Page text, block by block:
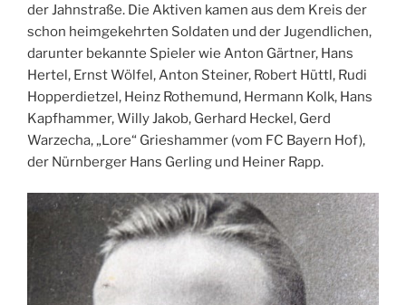
der Jahnstraße. Die Aktiven kamen aus dem Kreis der
schon heimgekehrten Soldaten und der Jugendlichen,
darunter bekannte Spieler wie Anton Gärtner, Hans
Hertel, Ernst Wölfel, Anton Steiner, Robert Hüttl, Rudi
Hopperdietzel, Heinz Rothemund, Hermann Kolk, Hans
Kapfhammer, Willy Jakob, Gerhard Heckel, Gerd
Warzecha, „Lore“ Grieshammer (vom FC Bayern Hof),
der Nürnberger Hans Gerling und Heiner Rapp.